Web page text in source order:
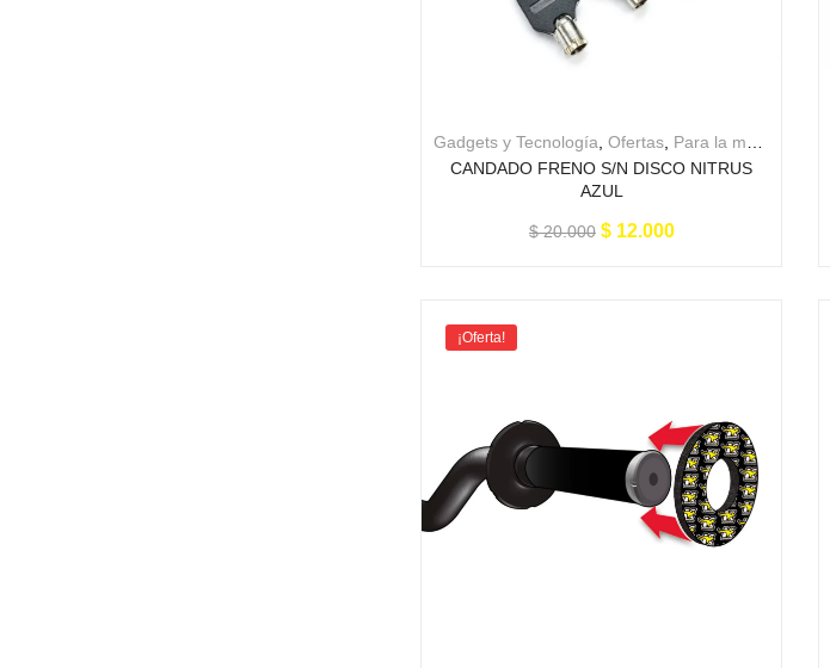
Gadgets y Tecnología ,Ofertas Para la moto
CANDADO FRENO S/N DISCO NITRUS
AZUL
$20.000 $12.000
¡Oferta!